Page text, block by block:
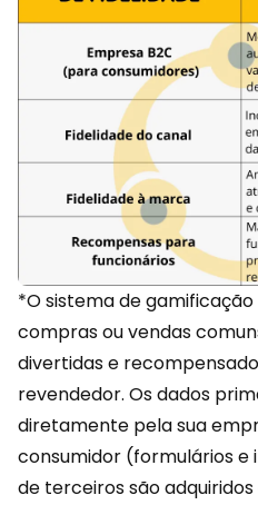
*O sistema de
compras ou vendas
divertidas e
revendedor. Os dados
diretamente pela sua
consumidor (formulários e
de terceiros são